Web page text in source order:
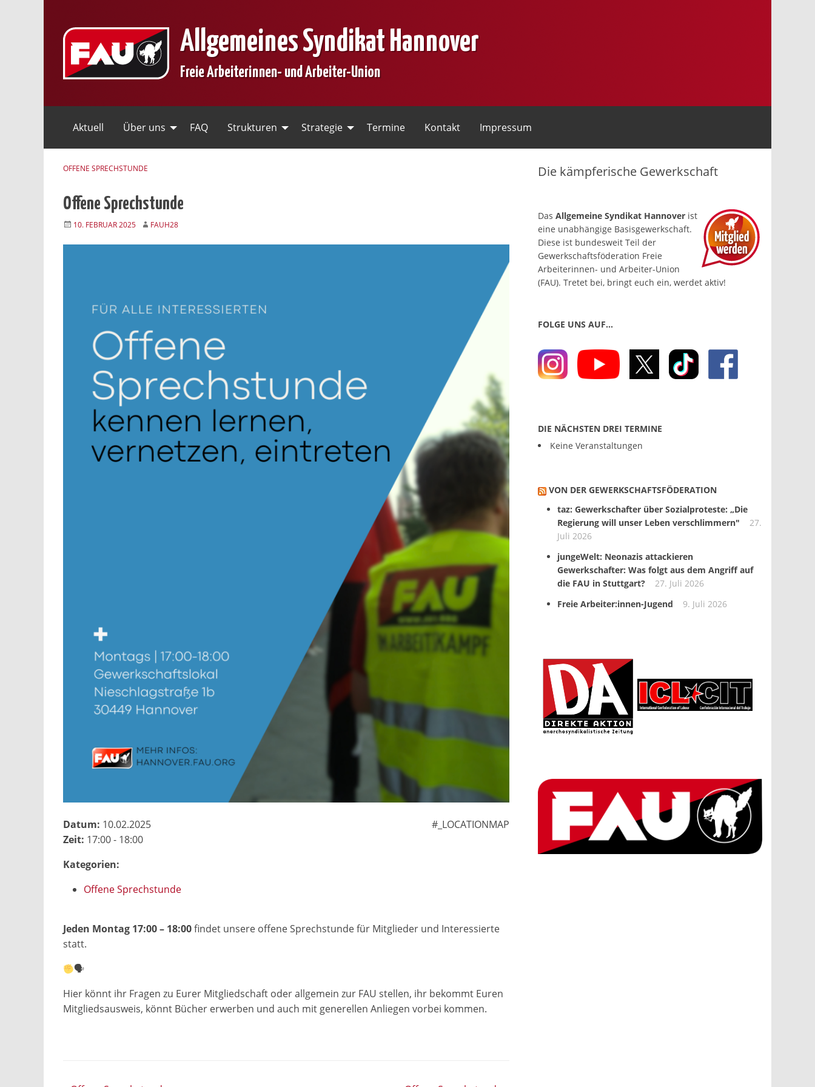
Allgemeines Syndikat Hannover
Freie Arbeiterinnen- und Arbeiter-Union
Aktuell Über uns FAQ Strukturen Strategie Termine Kontakt Impressum
OFFENE SPRECHSTUNDE
Offene Sprechstunde
10. FEBRUAR 2025 FAUH28
#_LOCATIONMAP
Datum: 10.02.2025
Zeit: 17:00 - 18:00
Kategorien:
Offene Sprechstunde
Jeden Montag 17:00 – 18:00findet unsere offene Sprechstunde für Mitglieder und Interessierte
statt.
🗣
Hier könnt ihr Fragen zu Eurer Mitgliedschaft oder allgemein zur FAU stellen, ihr bekommt Euren
Mitgliedsausweis, könnt Bücher erwerben und auch mit generellen Anliegen vorbei kommen.
Die kämpferische Gewerkschaft
Das Allgemeine Syndikat Hannover ist
eine un­abhängige Basis­gewerkschaft.
Diese ist bundesweit Teil der
Gewerkschafts­föderation Freie
Arbeiterinnen- und Arbeiter-Union
(FAU). Tretet bei, bringt euch ein, werdet aktiv!
FOLGE UNS AUF…
DIE NÄCHSTEN DREI TERMINE
Keine Veranstaltungen
VON DER GEWERKSCHAFTS­FÖDERATION
taz: Gewerkschafter über Sozialproteste: „Die
Regierung will unser Leben verschlimmern"
27.
Juli 2026
jungeWelt: Neonazis attackieren
Gewerkschafter: Was folgt aus dem Angriff auf
die FAU in Stuttgart?
27. Juli 2026
Freie Arbeiter:innen-Jugend
9. Juli 2026